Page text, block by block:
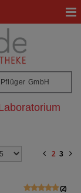
2 3
2